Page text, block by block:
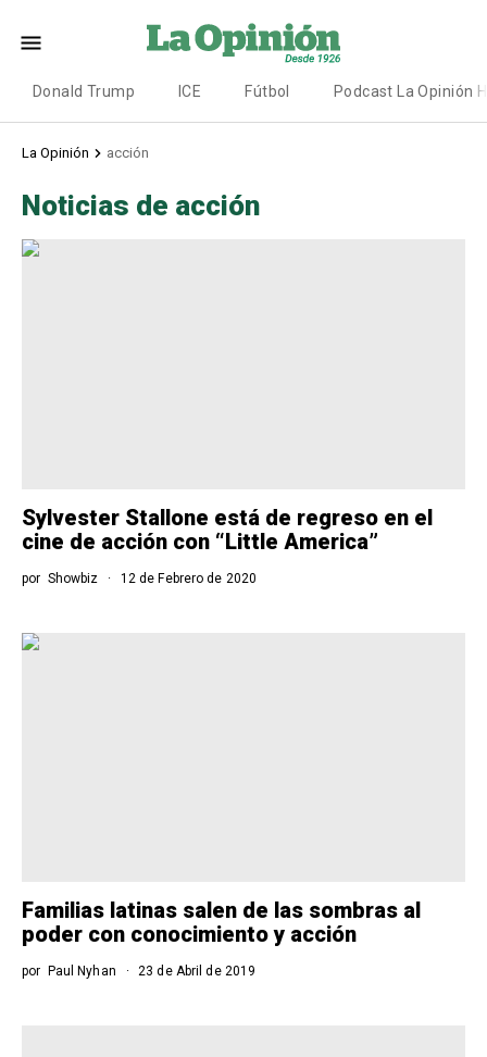
Donald Trump ICE Fútbol Podcast La Opinión
La Opinión acción
Noticias de acción
Sylvester Stallone está de regreso en el
cine de acción con “Little America”
por Showbiz 12 de Febrero de 2020
Familias latinas salen de las sombras al
poder con conocimiento y acción
por Paul Nyhan 23 de Abril de 2019